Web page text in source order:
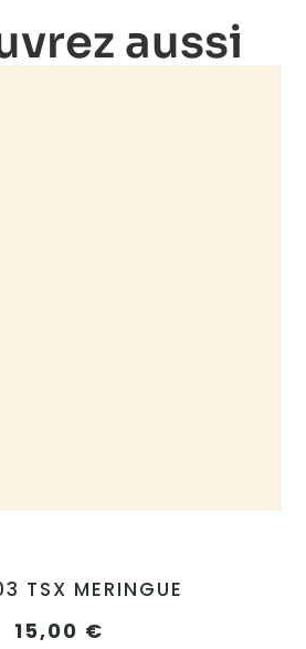
aussi
TSX MERINGUE
15,00 €